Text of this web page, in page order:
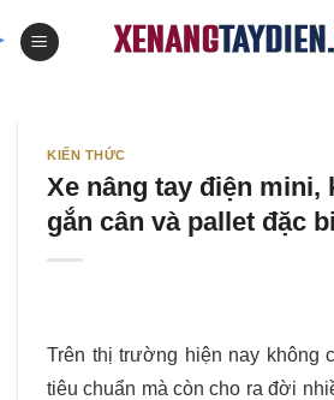
to
KIẾN THỨC
Xe nâng tay điện mini,
gắn cân và pallet đặc
Trên thị trường hiện nay không
tiêu chuẩn mà còn cho ra đời